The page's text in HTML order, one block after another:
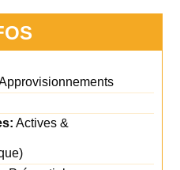
Actives &